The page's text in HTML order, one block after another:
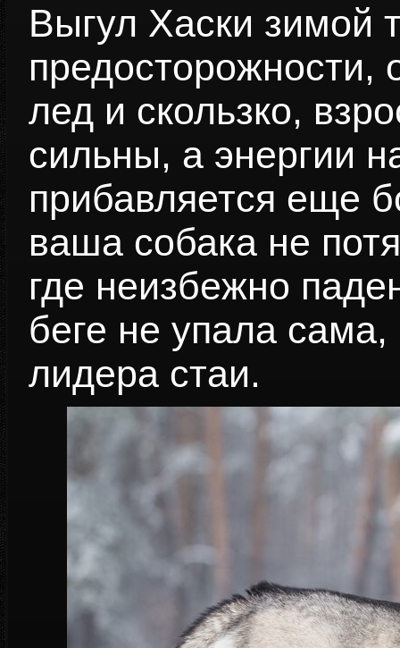
Выгул Хаски зимой
предосторожности,
лед и скользко,
сильны, а энергии
прибавляется еще
ваша собака не
где неизбежно
беге не упала
лидера стаи.